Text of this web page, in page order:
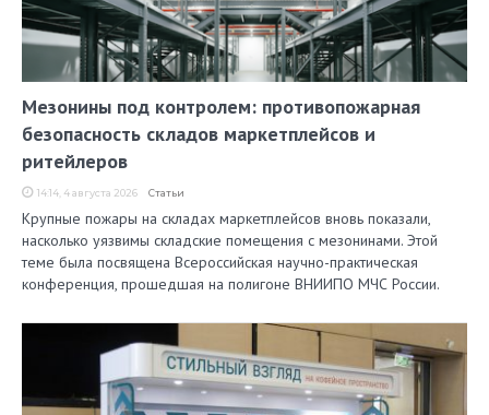
Мезонины под контролем: противопожарная
безопасность складов маркетплейсов и
ритейлеров
14:14, 4 августа 2026 Статьи
Крупные пожары на складах маркетплейсов вновь показали,
насколько уязвимы складские помещения с мезонинами. Этой
теме была посвящена Всероссийская научно-практическая
конференция, прошедшая на полигоне ВНИИПО МЧС России.